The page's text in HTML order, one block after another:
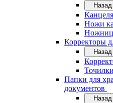
Назад
Ножи
Корректоры
Назад
Точилки
Папки для
документов
Назад